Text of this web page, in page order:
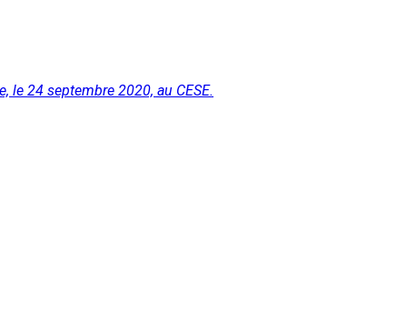
24 septembre 2020, au CESE.